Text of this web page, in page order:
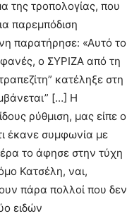
της τροπολογίας, που
παρεμπόδιση
παρατήρησε: «Αυτό το
ο ΣΥΡΙΖΑ από τη
κατέληξε στη
[…] Η
ρύθμιση, μας είπε ο
έκανε συμφωνία με
το άφησε στην τύχη
Κατσέλη, ναι,
πάρα πολλοί που δεν
ειδών